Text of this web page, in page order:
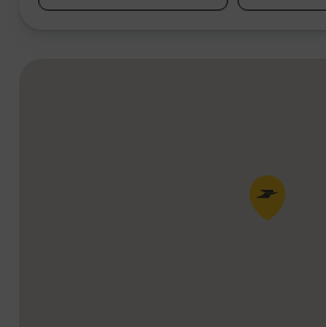
Pin de la carte